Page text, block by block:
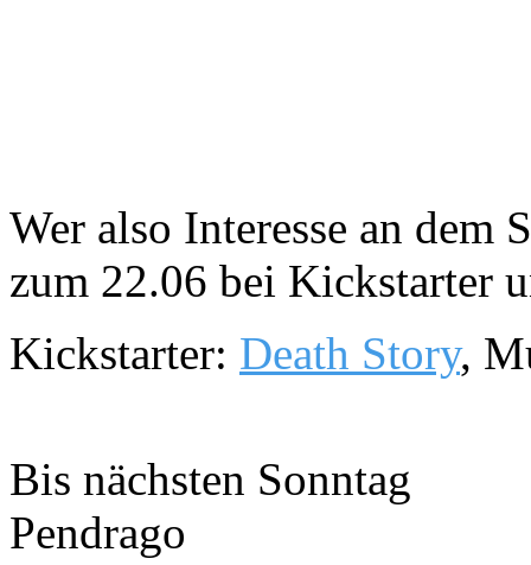
Wer also Interesse an dem
zum 22.06 bei Kickstarter
Kickstarter: Death Story,
Bis nächsten Sonntag
Pendrago